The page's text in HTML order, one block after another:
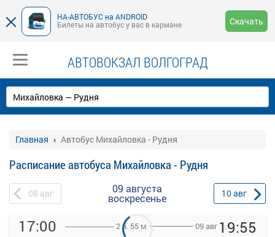
НА-АВТОБУС на ANDROID
Билеты на автобус у вас в кармане
Скачать
АВТОВОКЗАЛ ВОЛГОГРАД
Главная Автобус Михайловка - Рудня
Расписание автобуса Михайловка - Рудня
08 авг 09 августа
воскресенье 10авг
17:00 2 ч. 55 м 09 авг 19:55